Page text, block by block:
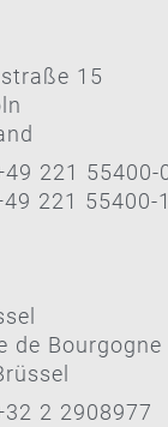
15
221 55400-
221 55400-
de Bourgogne
2 2908977